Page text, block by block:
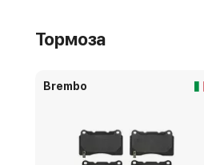
Тормоза
Brembo